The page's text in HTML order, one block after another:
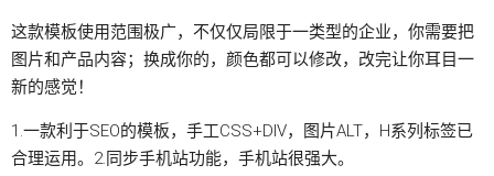
这款模板使用范围极广，不仅仅局限于一类型的企业，你需要把
图片和产品内容；换成你的，颜色都可以修改，改完让你耳目一
新的感觉！
1.一款利于SEO的模板，手工CSS+DIV，图片ALT，H系列标签已
合理运用。2.同步手机站功能，手机站很强大。